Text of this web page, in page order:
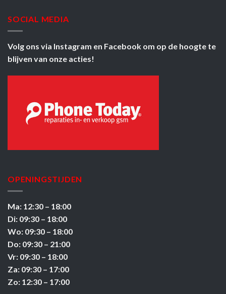
SOCIAL MEDIA
Volg ons via Instagram en Facebook om op de hoogte te
blijven van onze acties!
OPENINGSTIJDEN
Ma: 12:30 – 18:00
Di: 09:30 – 18:00
Wo: 09:30 – 18:00
Do: 09:30 – 21:00
Vr: 09:30 – 18:00
Za: 09:30 – 17:00
Zo: 12:30 – 17:00